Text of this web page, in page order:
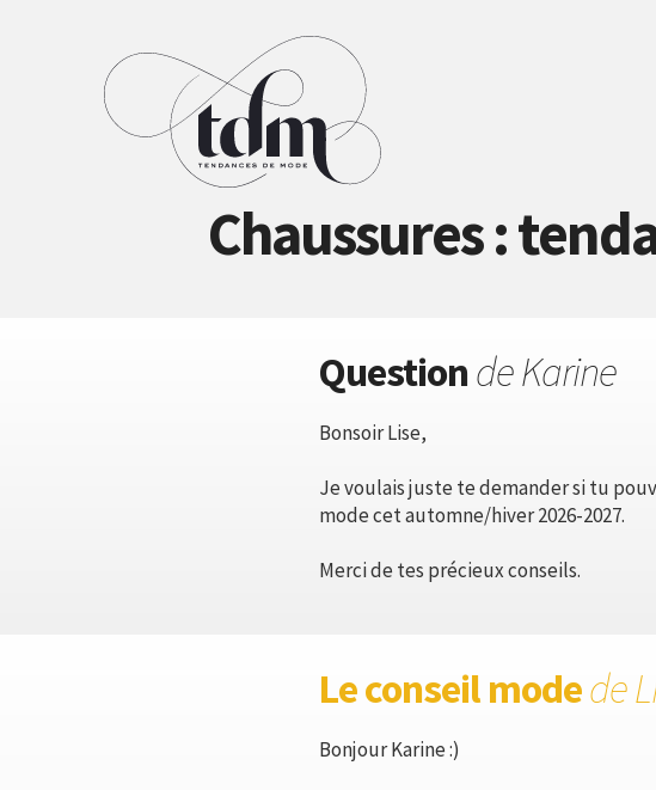
Chaussures :
Questionde Karine
Bonsoir Lise,
Je voulais juste te demander si tu
mode cet automne/hiver 2026-2027.
Merci de tes précieux conseils.
Le conseil modede
Bonjour Karine :)